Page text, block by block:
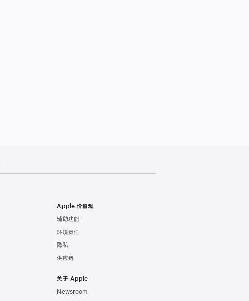
Apple 价值观
辅助功能
环境责任
隐私
供应链
关于 Apple
Newsroom